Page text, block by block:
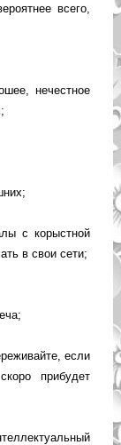
всего,
нечестное
с корыстной
в свои сети;
если
прибудет